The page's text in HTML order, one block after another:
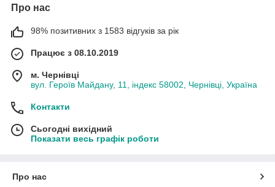
Про нас
98% позитивних з 1583 відгуків за рік
Працює з 08.10.2019
м. Чернівці
вул. Героїв Майдану, 11, індекс 58002, Чернівці, Україна
Контакти
Сьогодні вихідний
Показати весь графік роботи
Про нас